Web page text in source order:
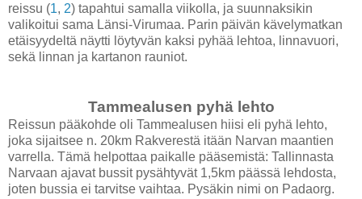
reissu (1, 2) tapahtui samalla viikolla, ja suunnaksikin
valikoitui sama Länsi-Virumaa. Parin päivän kävelymatkan
etäisyydeltä näytti löytyvän kaksi pyhää lehtoa, linnavuori,
sekä linnan ja kartanon rauniot.
Tammealusen pyhä lehto
Reissun pääkohde oli Tammealusen hiisi eli pyhä lehto,
joka sijaitsee n. 20km Rakverestä itään Narvan maantien
varrella. Tämä helpottaa paikalle pääsemistä: Tallinnasta
Narvaan ajavat bussit pysähtyvät 1,5km päässä lehdosta,
joten bussia ei tarvitse vaihtaa. Pysäkin nimi on Padaorg.